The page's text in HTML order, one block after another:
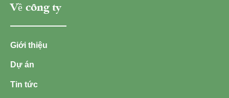
Về công ty
Giới thiệu
Dự án
Tin tức